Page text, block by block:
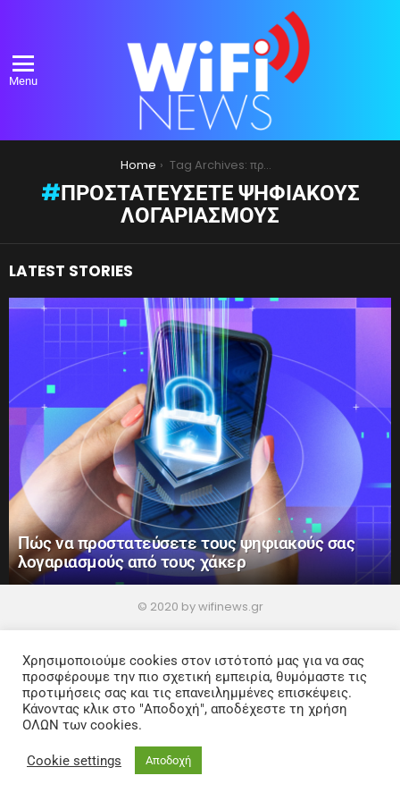
Menu
Home Tag Archives: προστατεύσετε ψηφιακούς λογαριασμούς
ΠΡΟΣΤΑΤΕΎΣΕΤΕ ΨΗΦΙΑΚΟΎΣ
ΛΟΓΑΡΙΑΣΜΟΎΣ
LATEST STORIES
Πώς να προστατεύσετε τους ψηφιακούς σας
λογαριασμούς από τους χάκερ
© 2020 by wifinews.gr
Χρησιμοποιούμε cookies στον ιστότοπό μας για να σας
προσφέρουμε την πιο σχετική εμπειρία, θυμόμαστε τις
προτιμήσεις σας και τις επανειλημμένες επισκέψεις.
Κάνοντας κλικ στο "Αποδοχή", αποδέχεστε τη χρήση
ΟΛΩΝ των cookies.
Cookie settings Αποδοχή